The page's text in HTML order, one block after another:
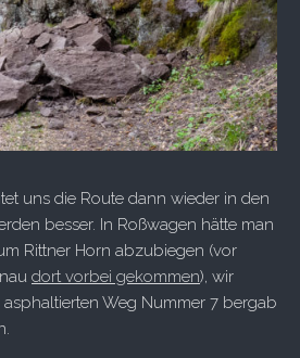
uns die Route dann wieder in den
besser. In Roßwagen hätte man
Rittner Horn abzubiegen (vor
dort vorbei gekommen), wir
Weg Nummer 7 bergab